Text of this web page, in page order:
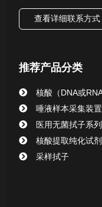
唾液样本采集装置系
清洁验证棉签系列
动物检测试剂
查看详细联系方式
推荐产品分类
核酸（DNA或
唾液样本采集装
医用无菌拭子系列
核酸提取纯化试
采样拭子